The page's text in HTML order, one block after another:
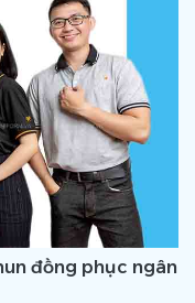
đồng phục ngân